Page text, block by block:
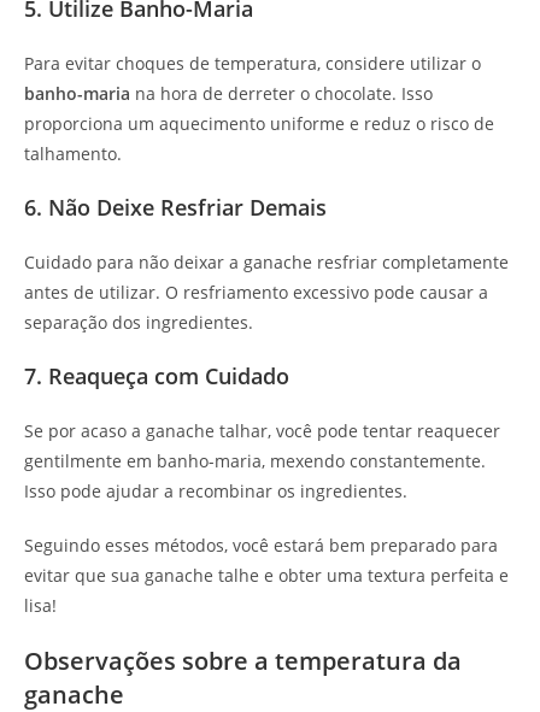
5. Utilize Banho-Maria
Para evitar choques de temperatura, considere utilizar o
banho-maria na hora de derreter o chocolate. Isso
proporciona um aquecimento uniforme e reduz o risco de
talhamento.
6. Não Deixe Resfriar Demais
Cuidado para não deixar a ganache resfriar completamente
antes de utilizar. O resfriamento excessivo pode causar a
separação dos ingredientes.
7. Reaqueça com Cuidado
Se por acaso a ganache talhar, você pode tentar reaquecer
gentilmente em banho-maria, mexendo constantemente.
Isso pode ajudar a recombinar os ingredientes.
Seguindo esses métodos, você estará bem preparado para
evitar que sua ganache talhe e obter uma textura perfeita e
lisa!
Observações sobre a temperatura da
ganache